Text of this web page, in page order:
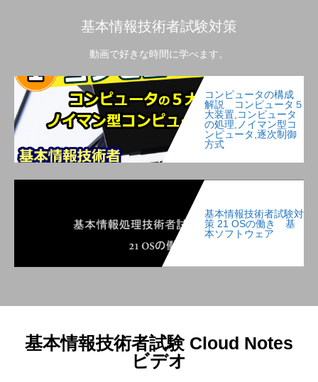
基本情報技術者試験対策
動画で好きな時間に学べます。
コンピュータの構成
解説 コンピュータ５
大装置,コンピュータ
の処理,ノイマン型コ
ンピュータ,逐次制御
方式
基本情報技術者試験対
策 21 OSの働き 基
本ソフトウェア
基本情報技術者試験 Cloud Notes
ビデオ